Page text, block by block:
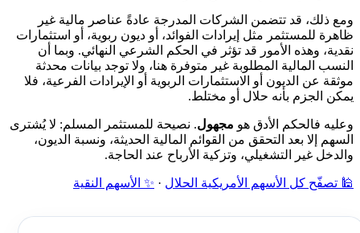
ومع ذلك، قد تتضمن الشركات المدرجة عادةً عناصر مالية غير
ظاهرة للمستثمر مثل إيرادات الفوائد، أو ديون ربوية، أو استثمارات
نقدية، وهذه الأمور قد تؤثر في الحكم الشرعي النهائي. وبما أن
النسب المالية المطلوبة غير متوفرة هنا، ولا توجد بيانات محدثة
موثقة عن الديون أو الاستثمارات الربوية أو الإيرادات الفرعية، فلا
يمكن الجزم بأنه حلال أو مختلط.
وعليه فالحكم الأدق هو مجهول . نصيحة للمستثمر المسلم: لا يُشترى
السهم إلا بعد التحقق من القوائم المالية الحديثة، ونسبة الديون،
والدخل غير التشغيلي، وتزكية الأرباح عند الحاجة.
🕌 تصفّح كل الأسهم الأمريكية الحلال · ✨ الأسهم النقية